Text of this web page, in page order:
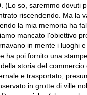
(Lo so, saremmo dovuti
riscendendo. Ma la
la mia memoria ha
mancato l'obiettivo
in mente i luoghi
ha poi fornito una
storia del
e trasportato,
in grotte di ville